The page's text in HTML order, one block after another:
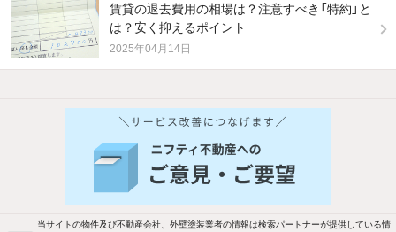
賃貸の退去費用の相場は？注意すべき「特約」と
は？安く抑えるポイント
2025年04月14日
他の人はこんな条件で絞り込んでいます！
バス・トイレ別 2階以上
当サイトの物件及び不動産会社、外壁塗装業者の情報は検索パートナーが提供している情